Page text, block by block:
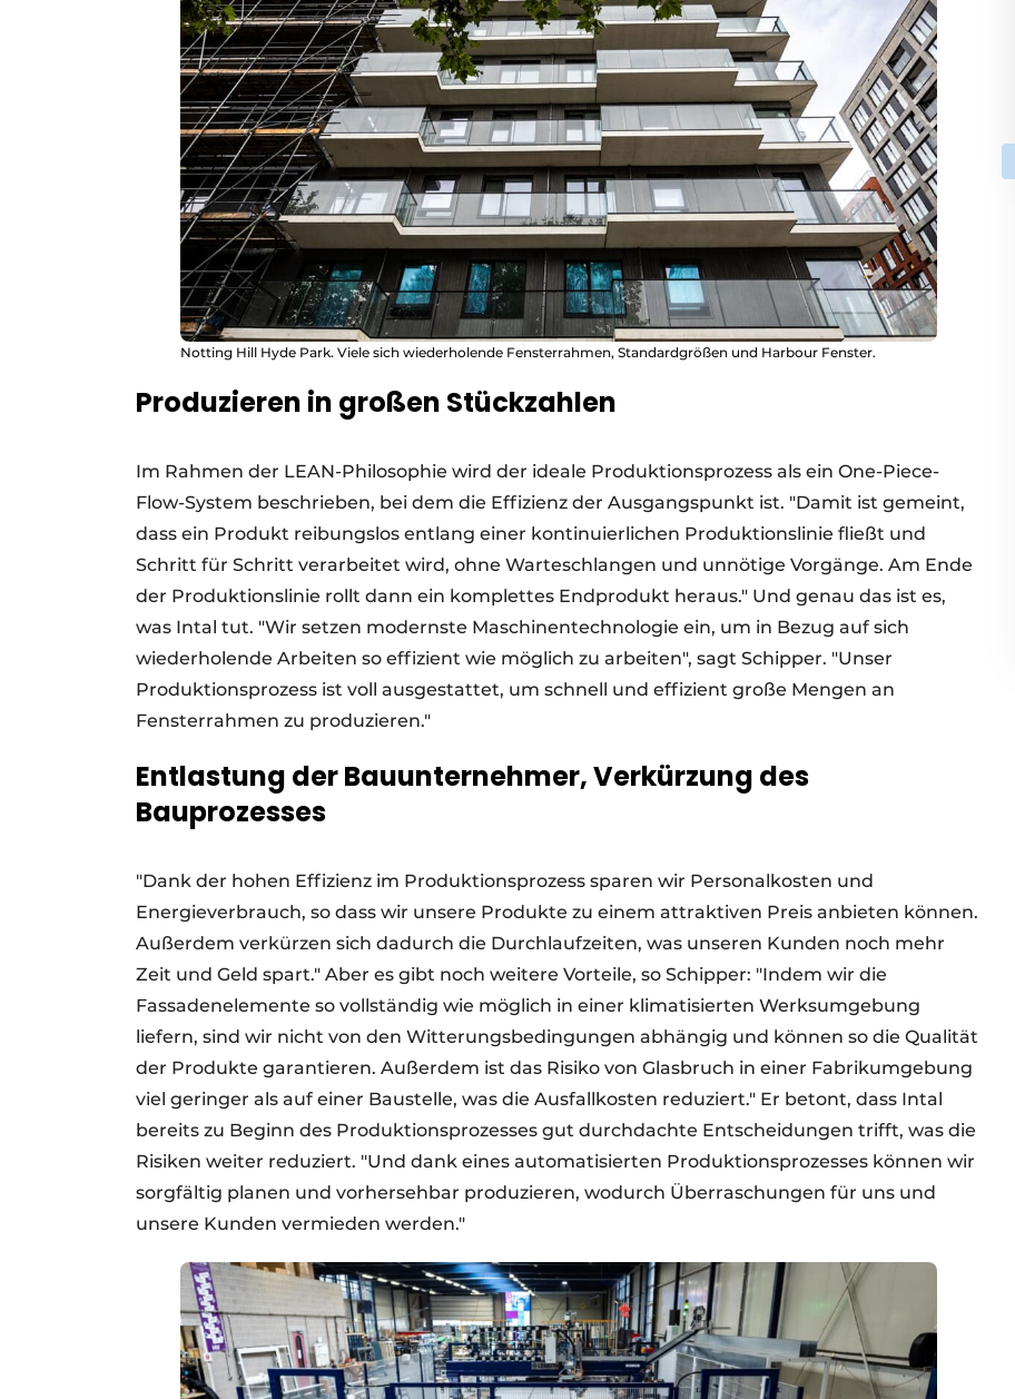
Notting Hill Hyde Park. Viele sich wiederholende Fensterrahmen, Standardgrößen und Harbour Fenster.
Produzieren in großen Stückzahlen
Im Rahmen der LEAN-Philosophie wird der ideale Produktionsprozess als ein One-Piece-
Flow-System beschrieben, bei dem die Effizienz der Ausgangspunkt ist. "Damit ist gemeint,
dass ein Produkt reibungslos entlang einer kontinuierlichen Produktionslinie fließt und
Schritt für Schritt verarbeitet wird, ohne Warteschlangen und unnötige Vorgänge. Am Ende
der Produktionslinie rollt dann ein komplettes Endprodukt heraus." Und genau das ist es,
was Intal tut. "Wir setzen modernste Maschinentechnologie ein, um in Bezug auf sich
wiederholende Arbeiten so effizient wie möglich zu arbeiten", sagt Schipper. "Unser
Produktionsprozess ist voll ausgestattet, um schnell und effizient große Mengen an
Fensterrahmen zu produzieren."
Entlastung der Bauunternehmer, Verkürzung des
Bauprozesses
"Dank der hohen Effizienz im Produktionsprozess sparen wir Personalkosten und
Energieverbrauch, so dass wir unsere Produkte zu einem attraktiven Preis anbieten können.
Außerdem verkürzen sich dadurch die Durchlaufzeiten, was unseren Kunden noch mehr
Zeit und Geld spart." Aber es gibt noch weitere Vorteile, so Schipper: "Indem wir die
Fassadenelemente so vollständig wie möglich in einer klimatisierten Werksumgebung
liefern, sind wir nicht von den Witterungsbedingungen abhängig und können so die Qualität
der Produkte garantieren. Außerdem ist das Risiko von Glasbruch in einer Fabrikumgebung
viel geringer als auf einer Baustelle, was die Ausfallkosten reduziert." Er betont, dass Intal
bereits zu Beginn des Produktionsprozesses gut durchdachte Entscheidungen trifft, was die
Risiken weiter reduziert. "Und dank eines automatisierten Produktionsprozesses können wir
sorgfältig planen und vorhersehbar produzieren, wodurch Überraschungen für uns und
unsere Kunden vermieden werden."